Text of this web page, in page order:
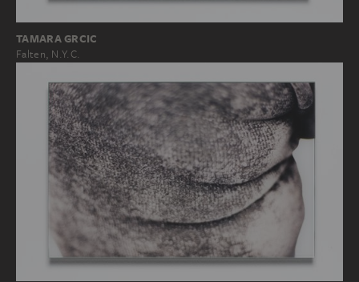
TAMARA GRCIC
Falten, N.Y.C.